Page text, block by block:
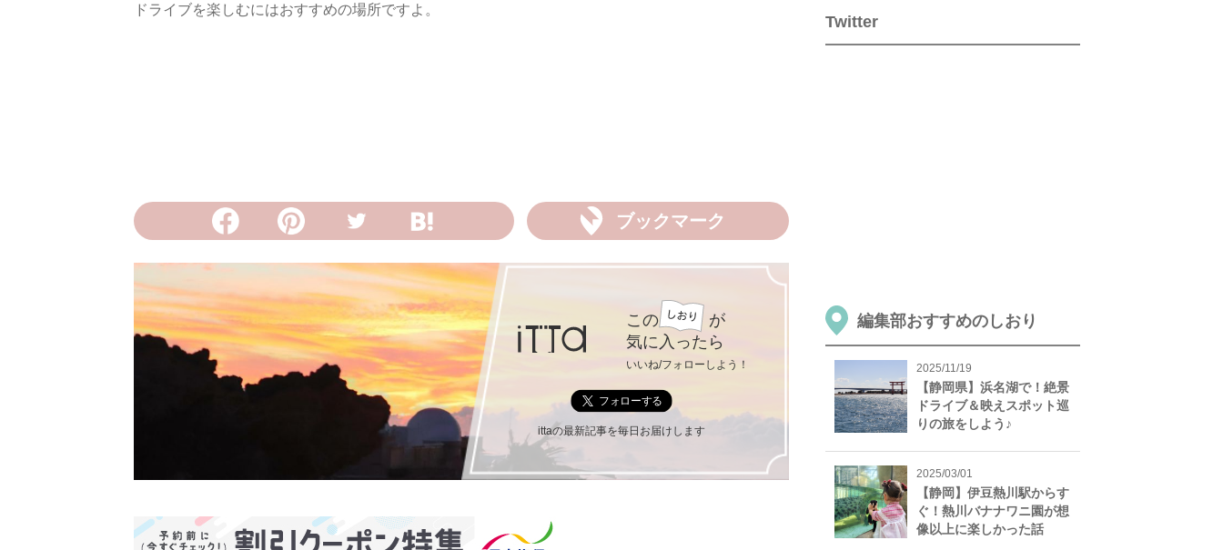
ドライブを楽しむにはおすすめの場所ですよ。
ブックマーク
この
が
気に入ったら
いいね/フォローしよう！
ittaの最新記事を毎日お届けします
Twitter
編集部おすすめのしおり
2025/11/19
【静岡県】浜名湖で！絶景
ドライブ＆映えスポット巡
りの旅をしよう♪
2025/03/01
【静岡】伊豆熱川駅からす
ぐ！熱川バナナワニ園が想
像以上に楽しかった話